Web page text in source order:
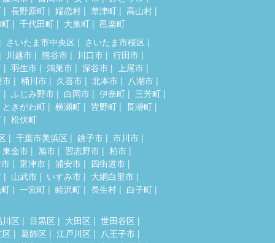
長野原町 嬬恋村 草津町
高山村
千代田町 大泉町
邑楽町
さいたま市中央区
さいたま市桜区
川越市
熊谷市 川口市
行田市
羽生市 鴻巣市 深谷市
上尾市
市
桶川市 久喜市 北本市
八潮市
ふじみ野市 白岡市 伊奈町
三芳町
ときがわ町
横瀬町 皆野町
長瀞町
松伏町
千葉市美浜区 銚子市
市川市
東金市
旭市 習志野市
柏市
富津市 浦安市
四街道市
山武市 いすみ市
大網白里市
一宮町 睦沢町 長生村 白子町
川区 目黒区 大田区
世田谷区
葛飾区 江戸川区
八王子市